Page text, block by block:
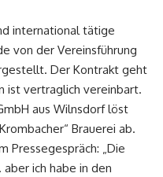
international tätige
von der Vereinsführung
Der Kontrakt geht
ist vertraglich vereinbart.
aus Wilnsdorf löst
Brauerei ab.
Pressegespräch: „Die
ich habe in den